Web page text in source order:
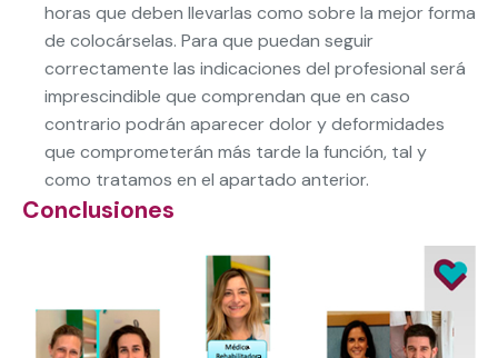
horas que deben llevarlas como sobre la mejor forma
de colocárselas. Para que puedan seguir
correctamente las indicaciones del profesional será
imprescindible que comprendan que en caso
contrario podrán aparecer dolor y deformidades
que comprometerán más tarde la función, tal y
como tratamos en el apartado anterior.
Conclusiones